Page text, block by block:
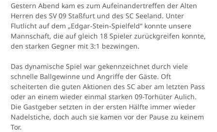
Gestern Abend kam es zum Aufeinandertreffen der Alten
Herren des SV 09 Staßfurt und des SC Seeland. Unter
Flutlicht auf dem „Edgar-Stein-Spielfeld“ konnte unsere
Mannschaft, die auf gleich 18 Spieler zurückgreifen konnte,
den starken Gegner mit 3:1 bezwingen.
Das dynamische Spiel war gekennzeichnet durch viele
schnelle Ballgewinne und Angriffe der Gäste. Oft
scheiterten die guten Aktionen des SC aber am letzten Pass
oder an einem wieder einmal starken 09-Torhüter Aulich.
Die Gastgeber setzten in der ersten Hälfte immer wieder
Nadelstiche, doch auch sie kamen vor der Pause zu keinem
Tor.